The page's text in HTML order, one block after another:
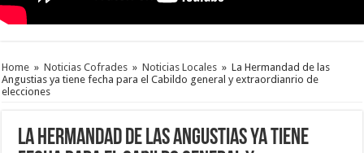
Home » Noticias Cofrades » Noticias Locales » La Hermandad de las
Angustias ya tiene fecha para el Cabildo general y extraordianrio de
elecciones
La Hermandad de las Angustias ya tiene